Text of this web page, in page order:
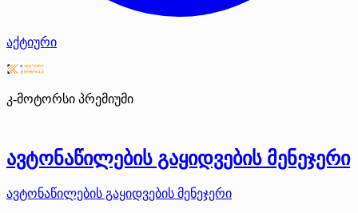
აქტიური
კ-მოტორსი პრემიუმი
ავტონაწილების გაყიდვების მენეჯერი
ავტონაწილების გაყიდვების მენეჯერი